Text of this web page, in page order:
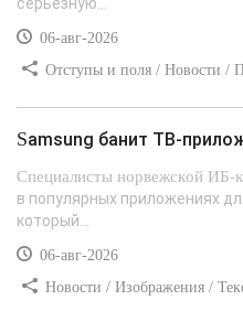
06-авг-2026
Отступы и поля / Новости /
Samsung банит ТВ-
Специалисты норвежской
в популярных приложениях
который...
06-авг-2026
Новости / Изображения /